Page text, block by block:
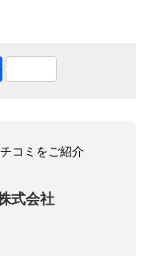
共
コミをご紹介
式会社